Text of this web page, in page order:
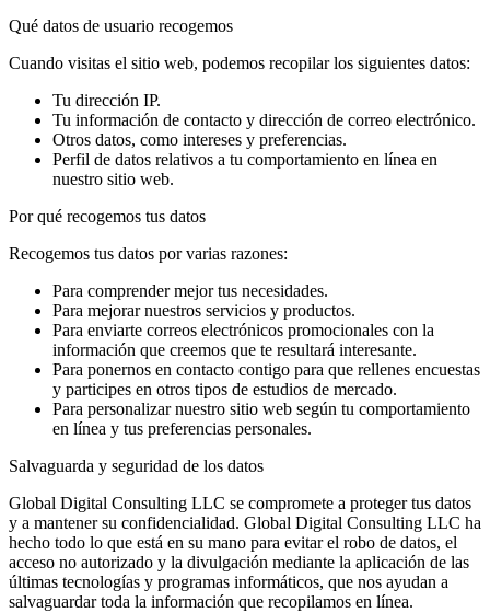
Qué datos de usuario recogemos
Cuando visitas el sitio web, podemos recopilar los siguientes datos:
Tu dirección IP.
Tu información de contacto y dirección de correo electrónico.
Otros datos, como intereses y preferencias.
Perfil de datos relativos a tu comportamiento en línea en
nuestro sitio web.
Por qué recogemos tus datos
Recogemos tus datos por varias razones:
Para comprender mejor tus necesidades.
Para mejorar nuestros servicios y productos.
Para enviarte correos electrónicos promocionales con la
información que creemos que te resultará interesante.
Para ponernos en contacto contigo para que rellenes encuestas
y participes en otros tipos de estudios de mercado.
Para personalizar nuestro sitio web según tu comportamiento
en línea y tus preferencias personales.
Salvaguarda y seguridad de los datos
Global Digital Consulting LLC se compromete a proteger tus datos
y a mantener su confidencialidad. Global Digital Consulting LLC ha
hecho todo lo que está en su mano para evitar el robo de datos, el
acceso no autorizado y la divulgación mediante la aplicación de las
últimas tecnologías y programas informáticos, que nos ayudan a
salvaguardar toda la información que recopilamos en línea.